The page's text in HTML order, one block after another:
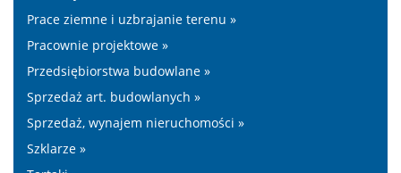
Prace ziemne i uzbrajanie terenu »
Pracownie projektowe »
Przedsiębiorstwa budowlane »
Sprzedaż art. budowlanych »
Sprzedaż, wynajem nieruchomości »
Szklarze »